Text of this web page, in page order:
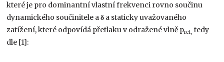
které je pro dominantní vlastní frekvenci rovno součinu
dynamického součinitele aδ a staticky uvažovaného
zatížení, které odpovídá přetlaku v odražené vlně pref, tedy
dle [1]: